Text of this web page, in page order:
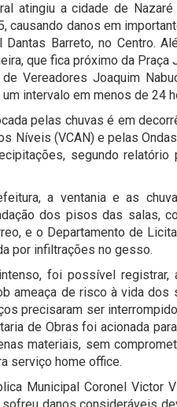
atingiu a cidade de
causando danos em
Dantas Barreto, no Centro.
que fica próximo da Praça
de Vereadores Joaquim
intervalo em menos de 24
pelas chuvas é em
Níveis (VCAN) e pelas
segundo relatório
a ventania e as
dos pisos das salas,
e o Departamento de
por infiltrações no gesso.
foi possível registrar,
ameaça de risco à vida
precisaram ser
de Obras foi acionada
materiais, sem
serviço home office.
Municipal Coronel Victor